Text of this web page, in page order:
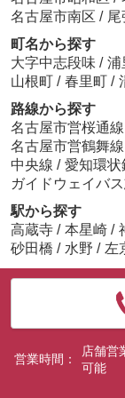
名古屋市南区 /
町名から探す
大字中志段味 / 浦
山根町 / 春里町 /
路線から探す
名古屋市営桜通線
名古屋市営鶴舞線
中央線 / 愛知環状
ガイドウェイバ
駅から探す
高蔵寺 / 本星崎 /
砂田橋 / 水野 / 左
営業時間：
店舗営
可能